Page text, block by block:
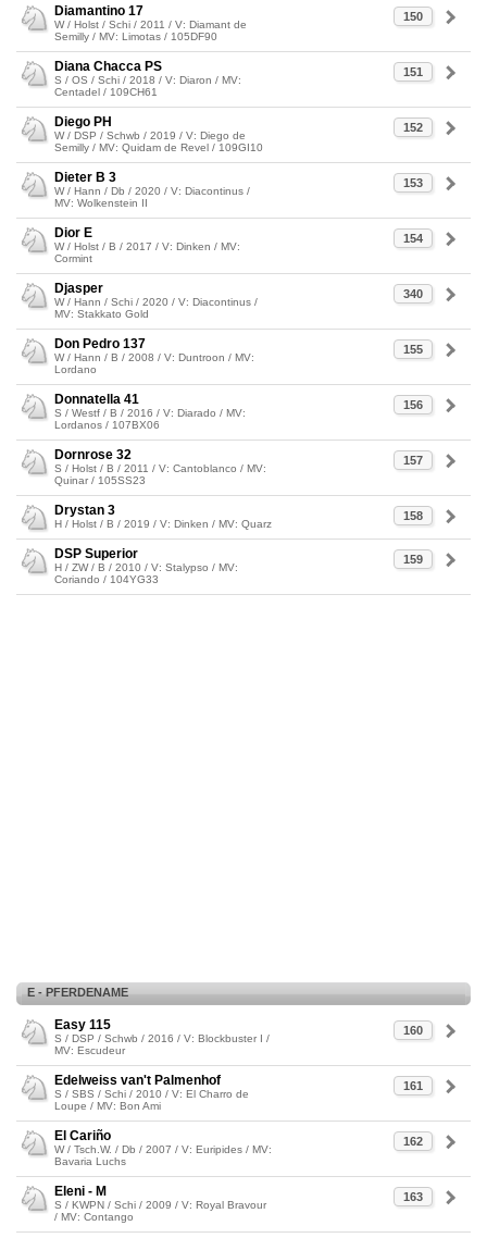
150
Diamantino 17
W / Holst / Schi / 2011 / V: Diamant de
Semilly / MV: Limotas / 105DF90
151
Diana Chacca PS
S / OS / Schi / 2018 / V: Diaron / MV:
Centadel / 109CH61
152
Diego PH
W / DSP / Schwb / 2019 / V: Diego de
Semilly / MV: Quidam de Revel / 109GI10
153
Dieter B 3
W / Hann / Db / 2020 / V: Diacontinus /
MV: Wolkenstein II
154
Dior E
W / Holst / B / 2017 / V: Dinken / MV:
Cormint
340
Djasper
W / Hann / Schi / 2020 / V: Diacontinus /
MV: Stakkato Gold
155
Don Pedro 137
W / Hann / B / 2008 / V: Duntroon / MV:
Lordano
156
Donnatella 41
S / Westf / B / 2016 / V: Diarado / MV:
Lordanos / 107BX06
157
Dornrose 32
S / Holst / B / 2011 / V: Cantoblanco / MV:
Quinar / 105SS23
158
Drystan 3
H / Holst / B / 2019 / V: Dinken / MV: Quarz
159
DSP Superior
H / ZW / B / 2010 / V: Stalypso / MV:
Coriando / 104YG33
E - PFERDENAME
160
Easy 115
S / DSP / Schwb / 2016 / V: Blockbuster I /
MV: Escudeur
161
Edelweiss van't Palmenhof
S / SBS / Schi / 2010 / V: El Charro de
Loupe / MV: Bon Ami
162
El Cariño
W / Tsch.W. / Db / 2007 / V: Euripides / MV:
Bavaria Luchs
163
Eleni - M
S / KWPN / Schi / 2009 / V: Royal Bravour
/ MV: Contango